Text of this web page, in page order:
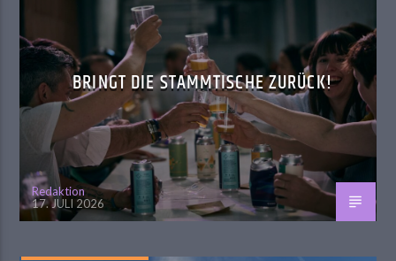
BRINGT DIE STAMMTISCHE ZURÜCK!
Redaktion
17. JULI 2026